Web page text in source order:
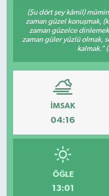
(Şu dört şey kâmil)
zaman güzel konuşmak,
zaman güzelce
zaman güler yüzlü olmak,
kalmak.”
İMSAK
04:16
ÖĞLE
13:01